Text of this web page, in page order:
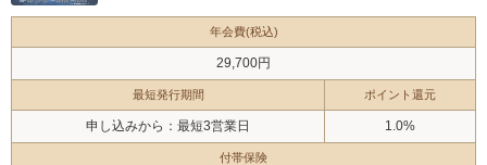
年会費(税込)
29,700円
最短発行期間 ポイント還元
申し込みから：最短3営業日 1.0%
付帯保険